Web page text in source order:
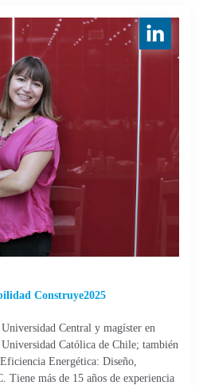
Construye2025
Central y magíster en
Católica de Chile; también
Energética: Diseño,
Tiene más de 15 años de experiencia